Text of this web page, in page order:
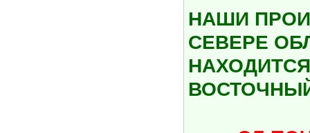
НАШИ
СЕВЕРЕ